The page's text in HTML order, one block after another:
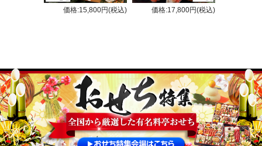
価格:15,800円(税込) 価格:17,800円(税込)